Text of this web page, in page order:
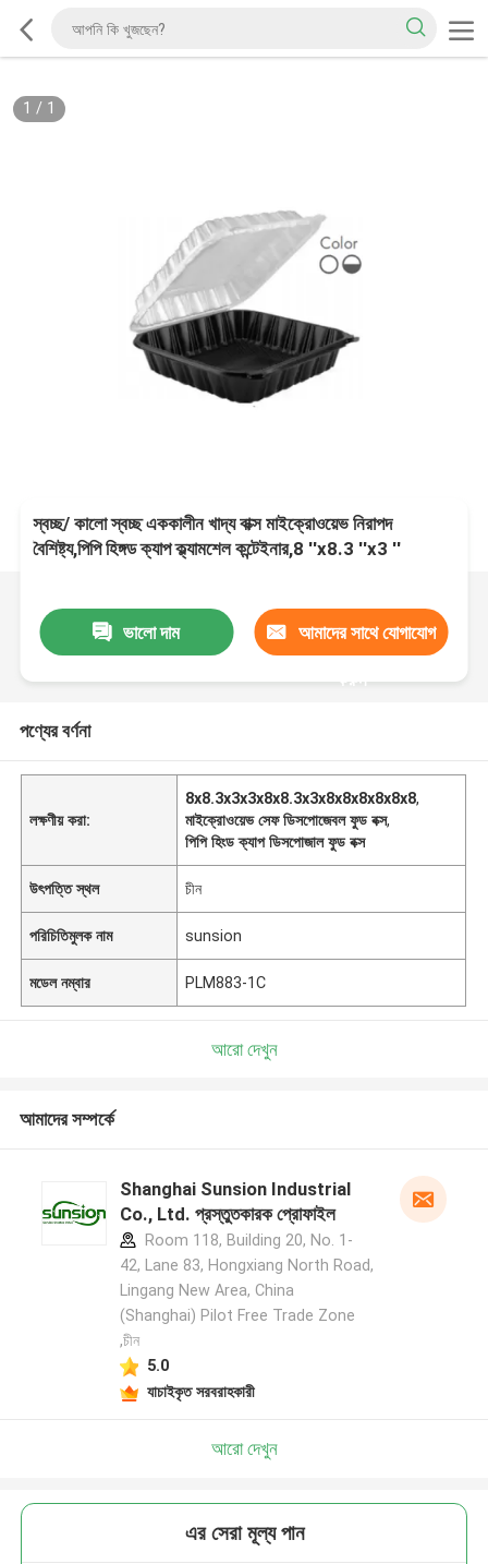
1 / 1
স্বচ্ছ/ কালো স্বচ্ছ এককালীন খাদ্য বাক্স মাইক্রোওয়েভ নিরাপদ
বৈশিষ্ট্য,পিপি হিঙ্গড ক্যাপ ক্ল্যামশেল কন্টেইনার,8 ′′x8.3 ′′x3 ′′
ভালো দাম আমাদের সাথে যোগাযোগ
করুন
পণ্যের বর্ণনা
লক্ষণীয় করা:
8x8.3x3x3x8x8.3x3x8x8x8x8x8x8,
মাইক্রোওয়েভ সেফ ডিসপোজেবল ফুড বক্স,
পিপি হিংড ক্যাপ ডিসপোজাল ফুড বক্স
উৎপত্তি স্থল চীন
পরিচিতিমুলক নাম sunsion
মডেল নম্বার PLM883-1C
আরো দেখুন
আমাদের সম্পর্কে
Shanghai Sunsion Industrial
Co., Ltd. প্রস্তুতকারক প্রোফাইল
Room 118, Building 20, No. 1-
42, Lane 83, Hongxiang North Road,
Lingang New Area, China
(Shanghai) Pilot Free Trade Zone
,চীন
5.0
যাচাইকৃত সরবরাহকারী
আরো দেখুন
এর সেরা মূল্য পান